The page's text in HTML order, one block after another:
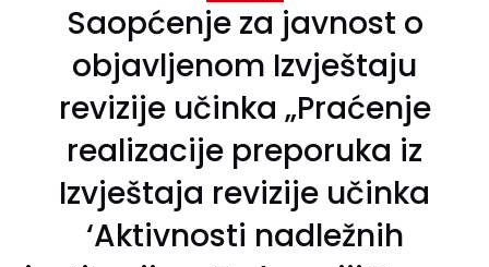
Saopćenje za javnost o
objavljenom Izvještaju
revizije učinka „Praćenje
realizacije preporuka iz
Izvještaja revizije učinka
‘Aktivnosti nadležnih